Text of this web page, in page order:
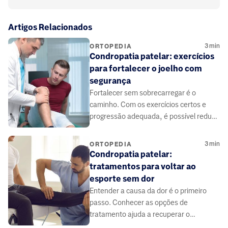
Artigos Relacionados
ORTOPEDIA 3min
Condropatia patelar: exercícios
para fortalecer o joelho com
segurança
Fortalecer sem sobrecarregar é o
caminho. Com os exercícios certos e
progressão adequada, é possível reduzir
ORTOPEDIA 3min
Condropatia patelar:
tratamentos para voltar ao
esporte sem dor
Entender a causa da dor é o primeiro
passo. Conhecer as opções de
tratamento ajuda a recuperar o